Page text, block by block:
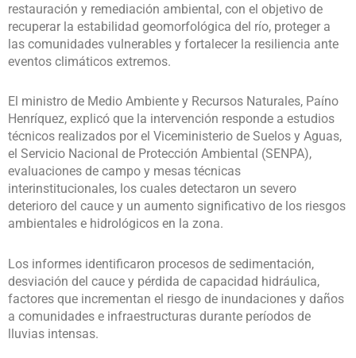
restauración y remediación ambiental, con el objetivo de
recuperar la estabilidad geomorfológica del río, proteger a
las comunidades vulnerables y fortalecer la resiliencia ante
eventos climáticos extremos.
El ministro de Medio Ambiente y Recursos Naturales, Paíno
Henríquez, explicó que la intervención responde a estudios
técnicos realizados por el Viceministerio de Suelos y Aguas,
el Servicio Nacional de Protección Ambiental (SENPA),
evaluaciones de campo y mesas técnicas
interinstitucionales, los cuales detectaron un severo
deterioro del cauce y un aumento significativo de los riesgos
ambientales e hidrológicos en la zona.
Los informes identificaron procesos de sedimentación,
desviación del cauce y pérdida de capacidad hidráulica,
factores que incrementan el riesgo de inundaciones y daños
a comunidades e infraestructuras durante períodos de
lluvias intensas.